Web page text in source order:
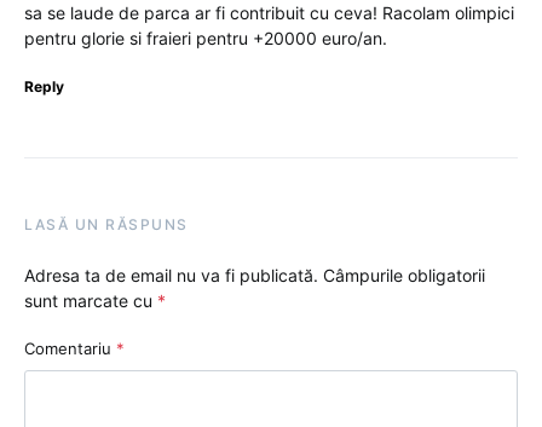
sa se laude de parca ar fi contribuit cu ceva! Racolam olimpici
pentru glorie si fraieri pentru +20000 euro/an.
Reply
LASĂ UN RĂSPUNS
Adresa ta de email nu va fi publicată. Câmpurile obligatorii
sunt marcate cu *
Comentariu *